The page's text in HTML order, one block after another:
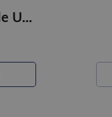
The Irresistible Urge to Fall For Your Enemy : #1 Dearly Beloathed series